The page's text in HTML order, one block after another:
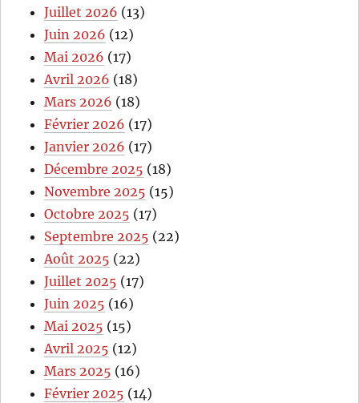
Juillet 2026 (13)
Juin 2026 (12)
Mai 2026 (17)
Avril 2026 (18)
Mars 2026 (18)
Février 2026 (17)
Janvier 2026 (17)
Décembre 2025 (18)
Novembre 2025 (15)
Octobre 2025 (17)
Septembre 2025 (22)
Août 2025 (22)
Juillet 2025 (17)
Juin 2025 (16)
Mai 2025 (15)
Avril 2025 (12)
Mars 2025 (16)
Février 2025 (14)